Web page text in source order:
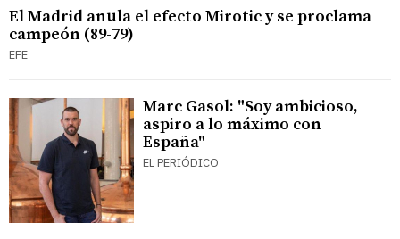
El Madrid anula el efecto Mirotic y se proclama
campeón (89-79)
EFE
Marc Gasol: "Soy ambicioso,
aspiro a lo máximo con
España"
EL PERIÓDICO